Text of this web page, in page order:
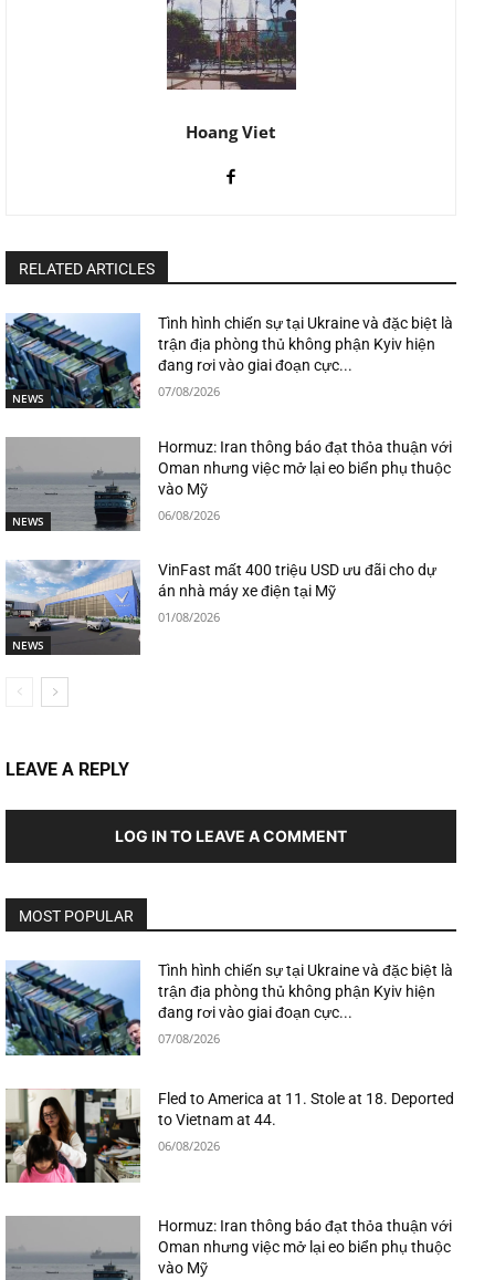
Hoang Viet
RELATED ARTICLES
NEWS
Tình hình chiến sự tại Ukraine và đặc biệt là
trận địa phòng thủ không phận Kyiv hiện
đang rơi vào giai đoạn cực...
07/08/2026
NEWS
Hormuz: Iran thông báo đạt thỏa thuận với
Oman nhưng việc mở lại eo biển phụ thuộc
vào Mỹ
06/08/2026
NEWS
VinFast mất 400 triệu USD ưu đãi cho dự
án nhà máy xe điện tại Mỹ
01/08/2026
LEAVE A REPLY
LOG IN TO LEAVE A COMMENT
MOST POPULAR
Tình hình chiến sự tại Ukraine và đặc biệt là
trận địa phòng thủ không phận Kyiv hiện
đang rơi vào giai đoạn cực...
07/08/2026
Fled to America at 11. Stole at 18. Deported
to Vietnam at 44.
06/08/2026
Hormuz: Iran thông báo đạt thỏa thuận với
Oman nhưng việc mở lại eo biển phụ thuộc
vào Mỹ